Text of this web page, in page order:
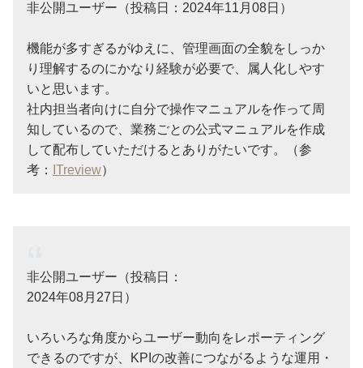
非公開ユーザー（投稿日：2024年11月08日）
機能が多すぎるがゆえに、管理画面の全貌をしっか
り理解するのにかなり経験が必要で、属人化しやす
いと思います。
社内担当者向けに自分で操作マニュアルを作って周
知しているので、業務ごとの公式マニュアルを作成
して配布していただけるとありがたいです。（参
考：
ITreview）
非公開ユーザー（投稿日：
2024年08月27日）
いろいろな角度からユーザー動向をレポーティング
できるのですが、KPIの改善につながるような運用・